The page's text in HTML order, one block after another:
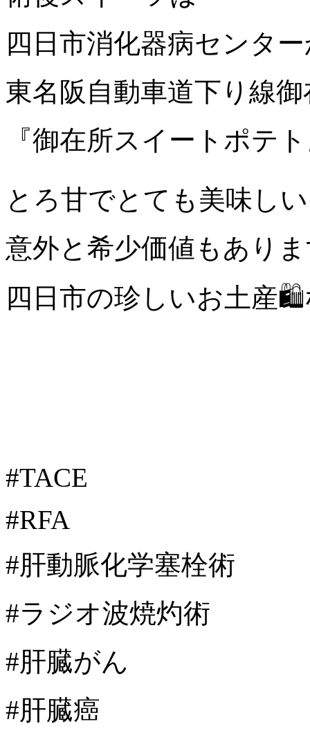
四日市消化器病センタ
東名阪自動車道下り線
『御在所スイートポテ
とろ甘でとても美味し
意外と希少価値もあり
四日市の珍しいお土産
#TACE
#RFA
#肝動脈化学塞栓術
#ラジオ波焼灼術
#肝臓がん
#肝臓癌